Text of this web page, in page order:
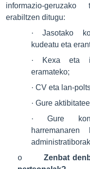
informazio-
erabiltzen ditugu:
·Jasotako
kudeatu eta
·
Kexa eta
eramateko;
· CV eta lan-
· Gure
·Gure
oZenbat